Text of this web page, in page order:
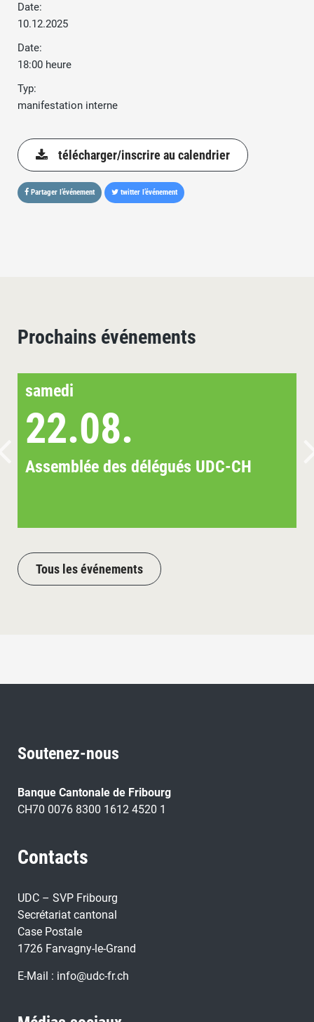
Date:
10.12.2025
Date:
18:00 heure
Typ:
manifestation interne
télécharger/inscrire au calendrier
Partager l’événement twitter l’événement
Prochains événements
samedi
22.08.
Assemblée des délégués UDC-CH
Tous les événements
Soutenez-nous
Banque Cantonale de Fribourg
CH70 0076 8300 1612 4520 1
Contacts
UDC – SVP Fribourg
Secrétariat cantonal
Case Postale
1726 Farvagny-le-Grand
E-Mail : info@udc-fr.ch